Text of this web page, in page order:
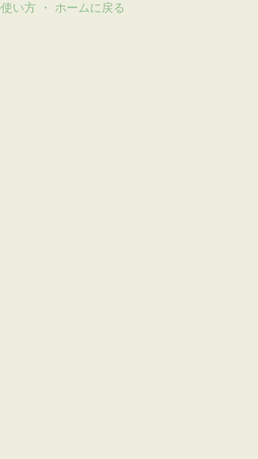
い方 ・ ホームに戻る